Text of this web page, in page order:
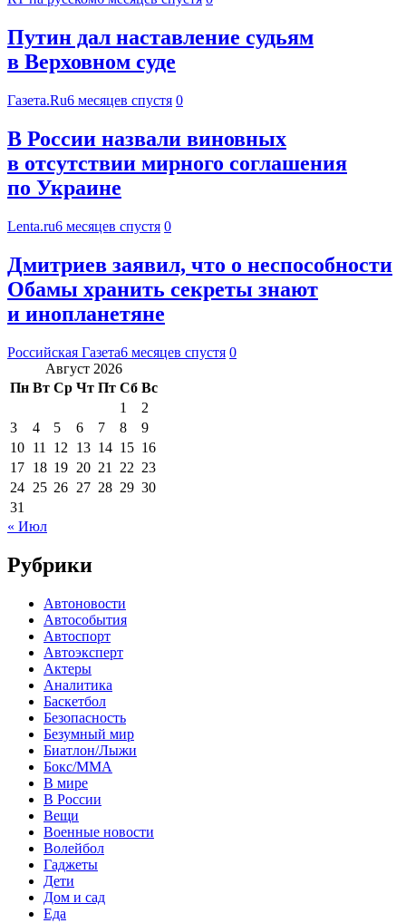
Путин дал наставление судьям
в Верховном суде
Газета.Ru6 месяцев спустя 0
В России назвали виновных
в отсутствии мирного соглашения
по Украине
Lenta.ru6 месяцев спустя 0
Дмитриев заявил, что о неспособности
Обамы хранить секреты знают
и инопланетяне
Российская Газета6 месяцев спустя 0
Август 2026
Пн Вт Ср Чт Пт Сб Вс
1
2
3
4 5 6 7 8
9
10 11 12 13 14 15 16
17 18 19 20 21 22 23
24 25 26 27 28 29 30
31
« Июл
Рубрики
Автоновости
Автособытия
Автоспорт
Автоэксперт
Актеры
Аналитика
Баскетбол
Безопасность
Безумный мир
Биатлон/Лыжи
Бокс/MMA
В мире
В России
Вещи
Военные новости
Волейбол
Гаджеты
Дети
Дом и сад
Еда